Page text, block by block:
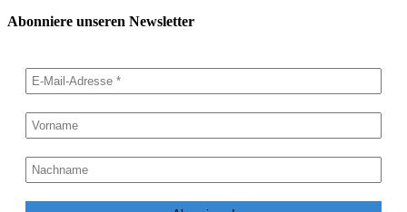
Abonniere unseren Newsletter